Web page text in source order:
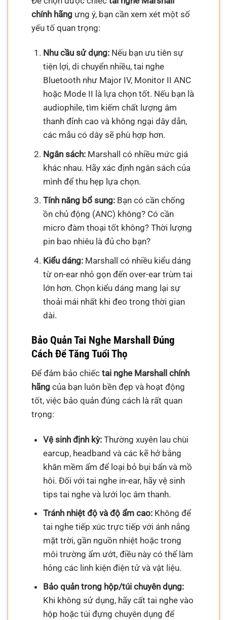
chính hãng ưng ý, bạn cần xem xét một số
yếu tố quan trọng:
Nhu cầu sử dụng:Nếu bạn ưu tiên sự
tiện lợi, di chuyển nhiều, tai nghe
Bluetooth như Major IV, Monitor II ANC
hoặc Mode II là lựa chọn tốt. Nếu bạn là
audiophile, tìm kiếm chất lượng âm
thanh đỉnh cao và không ngại dây dẫn,
các mẫu có dây sẽ phù hợp hơn.
Ngân sách:Marshall có nhiều mức giá
khác nhau. Hãy xác định ngân sách của
mình để thu hẹp lựa chọn.
Tính năng bổ sung:Bạn có cần chống
ồn chủ động (ANC) không? Có cần
micro đàm thoại tốt không? Thời lượng
pin bao nhiêu là đủ cho bạn?
Kiểu dáng:Marshall có nhiều kiểu dáng
từ on-ear nhỏ gọn đến over-ear trùm tai
lớn hơn. Chọn kiểu dáng mang lại sự
thoải mái nhất khi đeo trong thời gian
dài.
Bảo Quản Tai Nghe Marshall Đúng
Cách Để Tăng Tuổi Thọ
Để đảm bảo chiếctai nghe Marshall chính
hãng của bạn luôn bền đẹp và hoạt động
tốt, việc bảo quản đúng cách là rất quan
trọng:
Vệ sinh định kỳ:Thường xuyên lau chùi
earcup, headband và các kẽ hở bằng
khăn mềm ẩm để loại bỏ bụi bẩn và mồ
hôi. Đối với tai nghe in-ear, hãy vệ sinh
tips tai nghe và lưới lọc âm thanh.
Tránh nhiệt độ và độ ẩm cao:Không để
tai nghe tiếp xúc trực tiếp với ánh nắng
mặt trời, gần nguồn nhiệt hoặc trong
môi trường ẩm ướt, điều này có thể làm
hỏng các linh kiện điện tử và vật liệu.
Bảo quản trong hộp/túi chuyên dụng:
Khi không sử dụng, hãy cất tai nghe vào
hộp hoặc túi đựng chuyên dụng để